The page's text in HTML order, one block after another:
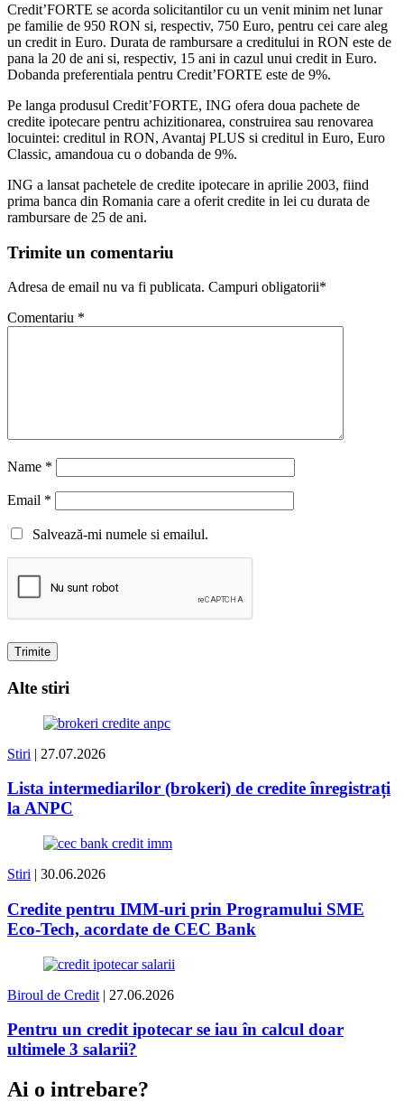
Credit’FORTE se acorda solicitantilor cu un venit minim net lunar
pe familie de 950 RON si, respectiv, 750 Euro, pentru cei care aleg
un credit in Euro. Durata de rambursare a creditului in RON este de
pana la 20 de ani si, respectiv, 15 ani in cazul unui credit in Euro.
Dobanda preferentiala pentru Credit’FORTE este de 9%.
Pe langa produsul Credit’FORTE, ING ofera doua pachete de
credite ipotecare pentru achizitionarea, construirea sau renovarea
locuintei: creditul in RON, Avantaj PLUS si creditul in Euro, Euro
Classic, amandoua cu o dobanda de 9%.
ING a lansat pachetele de credite ipotecare in aprilie 2003, fiind
prima banca din Romania care a oferit credite in lei cu durata de
rambursare de 25 de ani.
Trimite un comentariu
Adresa de email nu va fi publicata. Campuri obligatorii*
Comentariu *
Name *
Email *
Salvează-mi numele si emailul.
Alte stiri
Stiri | 27.07.2026
Lista intermediarilor (brokeri) de credite înregistrați
la ANPC
Stiri | 30.06.2026
Credite pentru IMM-uri prin Programului SME
Eco-Tech, acordate de CEC Bank
Biroul de Credit | 27.06.2026
Pentru un credit ipotecar se iau în calcul doar
ultimele 3 salarii?
Ai o intrebare?